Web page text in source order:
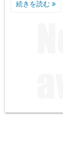
続きを読む